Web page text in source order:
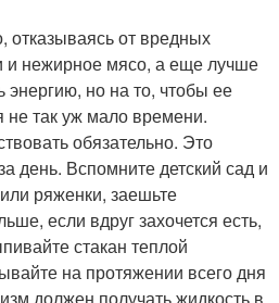
отказываясь от вредных
и нежирное мясо, а еще лучше
но на то, чтобы ее
не так уж мало времени.
обязательно. Это
день. Вспомните детский сад и
ряженки, заешьте
если вдруг захочется есть,
стакан теплой
на протяжении всего дня